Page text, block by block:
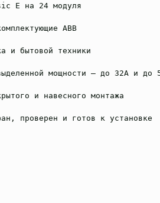
E на 24 модуля
ABB
и бытовой техники
мощности — до 32А и до
и навесного монтажа
проверен и готов к установке